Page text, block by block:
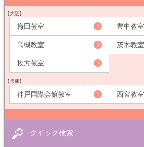
【大阪】
梅田教室 豊中教室
高槻教室 茨木教室
枚方教室
【兵庫】
神戸国際会館教室 西宮教室
クイック検索